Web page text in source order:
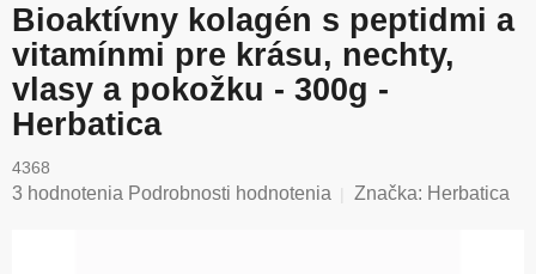
Bioaktívny kolagén s peptidmi a
vitamínmi pre krásu, nechty,
vlasy a pokožku - 300g -
Herbatica
4368
Priemerné
3 hodnotenia Podrobnosti hodnotenia Značka: Herbatica